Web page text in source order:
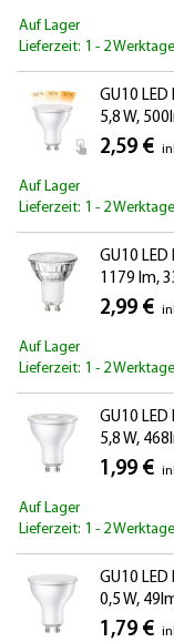
Auf Lager
Lieferzeit: 1 - 2 Werktage
GU10
5,8 W,
2,59 €
Auf Lager
Lieferzeit: 1 - 2 Werktage
GU10
1179 lm,
2,99 €
Auf Lager
Lieferzeit: 1 - 2 Werktage
GU10
5,8 W,
1,99 €
Auf Lager
Lieferzeit: 1 - 2 Werktage
GU10
0,5 W,
1,79 €